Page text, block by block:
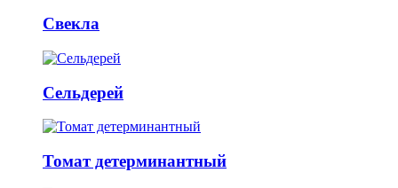
Свекла
Сельдерей
Томат детерминантный